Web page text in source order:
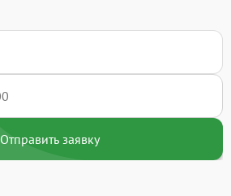
Отправить заявку